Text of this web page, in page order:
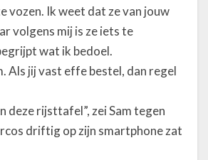
vozen. Ik weet dat ze van jouw
volgens mij is ze iets te
wat ik bedoel.
Als jij vast effe bestel, dan regel
deze rijsttafel”, zei Sam tegen
driftig op zijn smartphone zat